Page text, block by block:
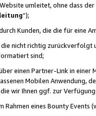
umleitet, ohne dass
“);
Kunden, die die für eine
nicht richtig zurückverfolgt
sind;
einen Partner-Link in einer
Mobilen Anwendung,
wir Ihnen ggf. zur
Rahmen eines Bounty